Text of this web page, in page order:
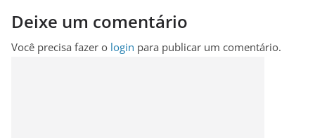
Deixe um comentário
Você precisa fazer o login para publicar um comentário.